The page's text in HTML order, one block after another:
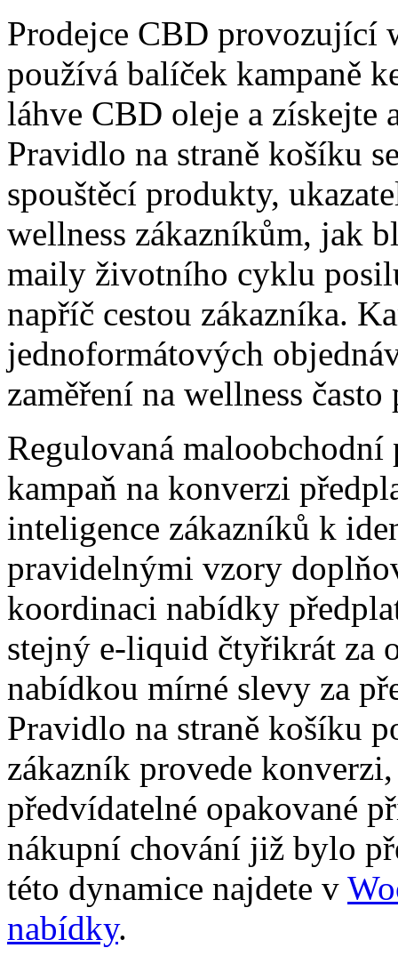
Prodejce CBD provozující
používá balíček kampaně
láhve CBD oleje a získejte
Pravidlo na straně košíku
spouštěcí produkty,
wellness zákazníkům, jak
maily životního cyklu
napříč cestou zákazníka.
jednoformátových
zaměření na wellness
Regulovaná
kampaň na konverzi
inteligence zákazníků k
pravidelnými vzory
koordinaci nabídky
stejný e-liquid čtyřikrát za
nabídkou mírné slevy za
Pravidlo na straně košíku
zákazník provede
předvídatelné opakované
nákupní chování již bylo
této dynamice najdete v
nabídky.